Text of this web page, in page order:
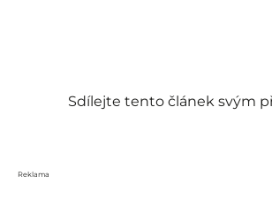
Sdílejte tento článek svým
Reklama